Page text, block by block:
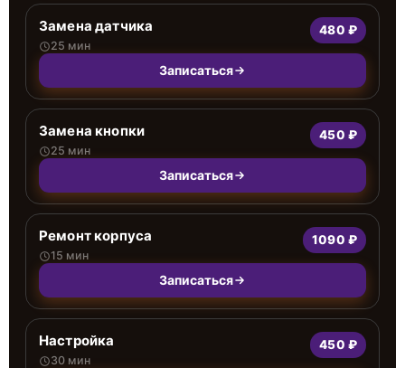
Замена датчика
25 мин
480 ₽
Записаться
Замена кнопки
25 мин
450 ₽
Записаться
Ремонт корпуса
15 мин
1090 ₽
Записаться
Настройка
30 мин
450 ₽